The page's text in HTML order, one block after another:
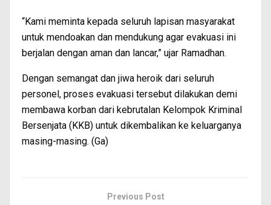
“Kami meminta kepada seluruh lapisan masyarakat
untuk mendoakan dan mendukung agar evakuasi ini
berjalan dengan aman dan lancar,” ujar Ramadhan.
Dengan semangat dan jiwa heroik dari seluruh
personel, proses evakuasi tersebut dilakukan demi
membawa korban dari kebrutalan Kelompok Kriminal
Bersenjata (KKB) untuk dikembalikan ke keluarganya
masing-masing. (Ga)
Previous Post